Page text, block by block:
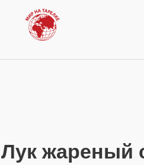
Лук жареный